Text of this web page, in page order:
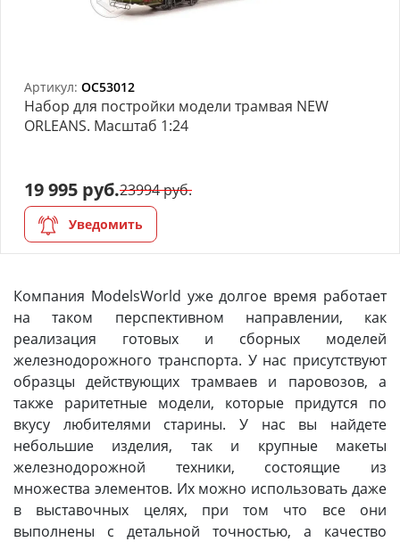
Артикул: OC53012
Набор для постройки модели трамвая NEW
ORLEANS. Масштаб 1:24
19 995 руб.23994 руб.
Уведомить
Компания ModelsWorld уже долгое время работает
на таком перспективном направлении, как
реализация готовых и сборных моделей
железнодорожного транспорта. У нас присутствуют
образцы действующих трамваев и паровозов, а
также раритетные модели, которые придутся по
вкусу любителями старины. У нас вы найдете
небольшие изделия, так и крупные макеты
железнодорожной техники, состоящие из
множества элементов. Их можно использовать даже
в выставочных целях, при том что все они
выполнены с детальной точностью, а качество